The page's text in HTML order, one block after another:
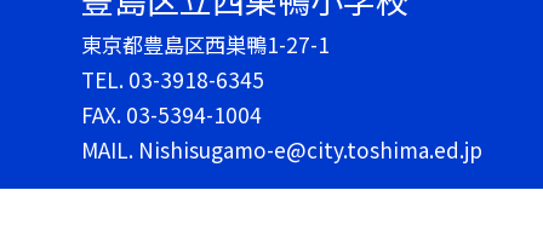
東京都豊島区西巣鴨1-27-1
TEL. 03-3918-6345
FAX. 03-5394-1004
MAIL. Nishisugamo-e@city.toshima.ed.jp